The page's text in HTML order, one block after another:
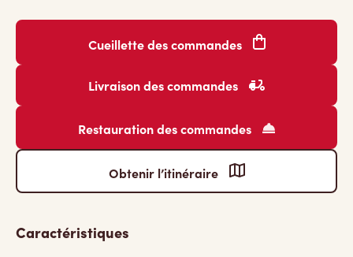
Cueillette des commandes
Livraison des commandes
Restauration des commandes
Obtenir l’itinéraire
Caractéristiques